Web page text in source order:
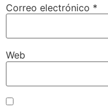
Correo electrónico *
Web